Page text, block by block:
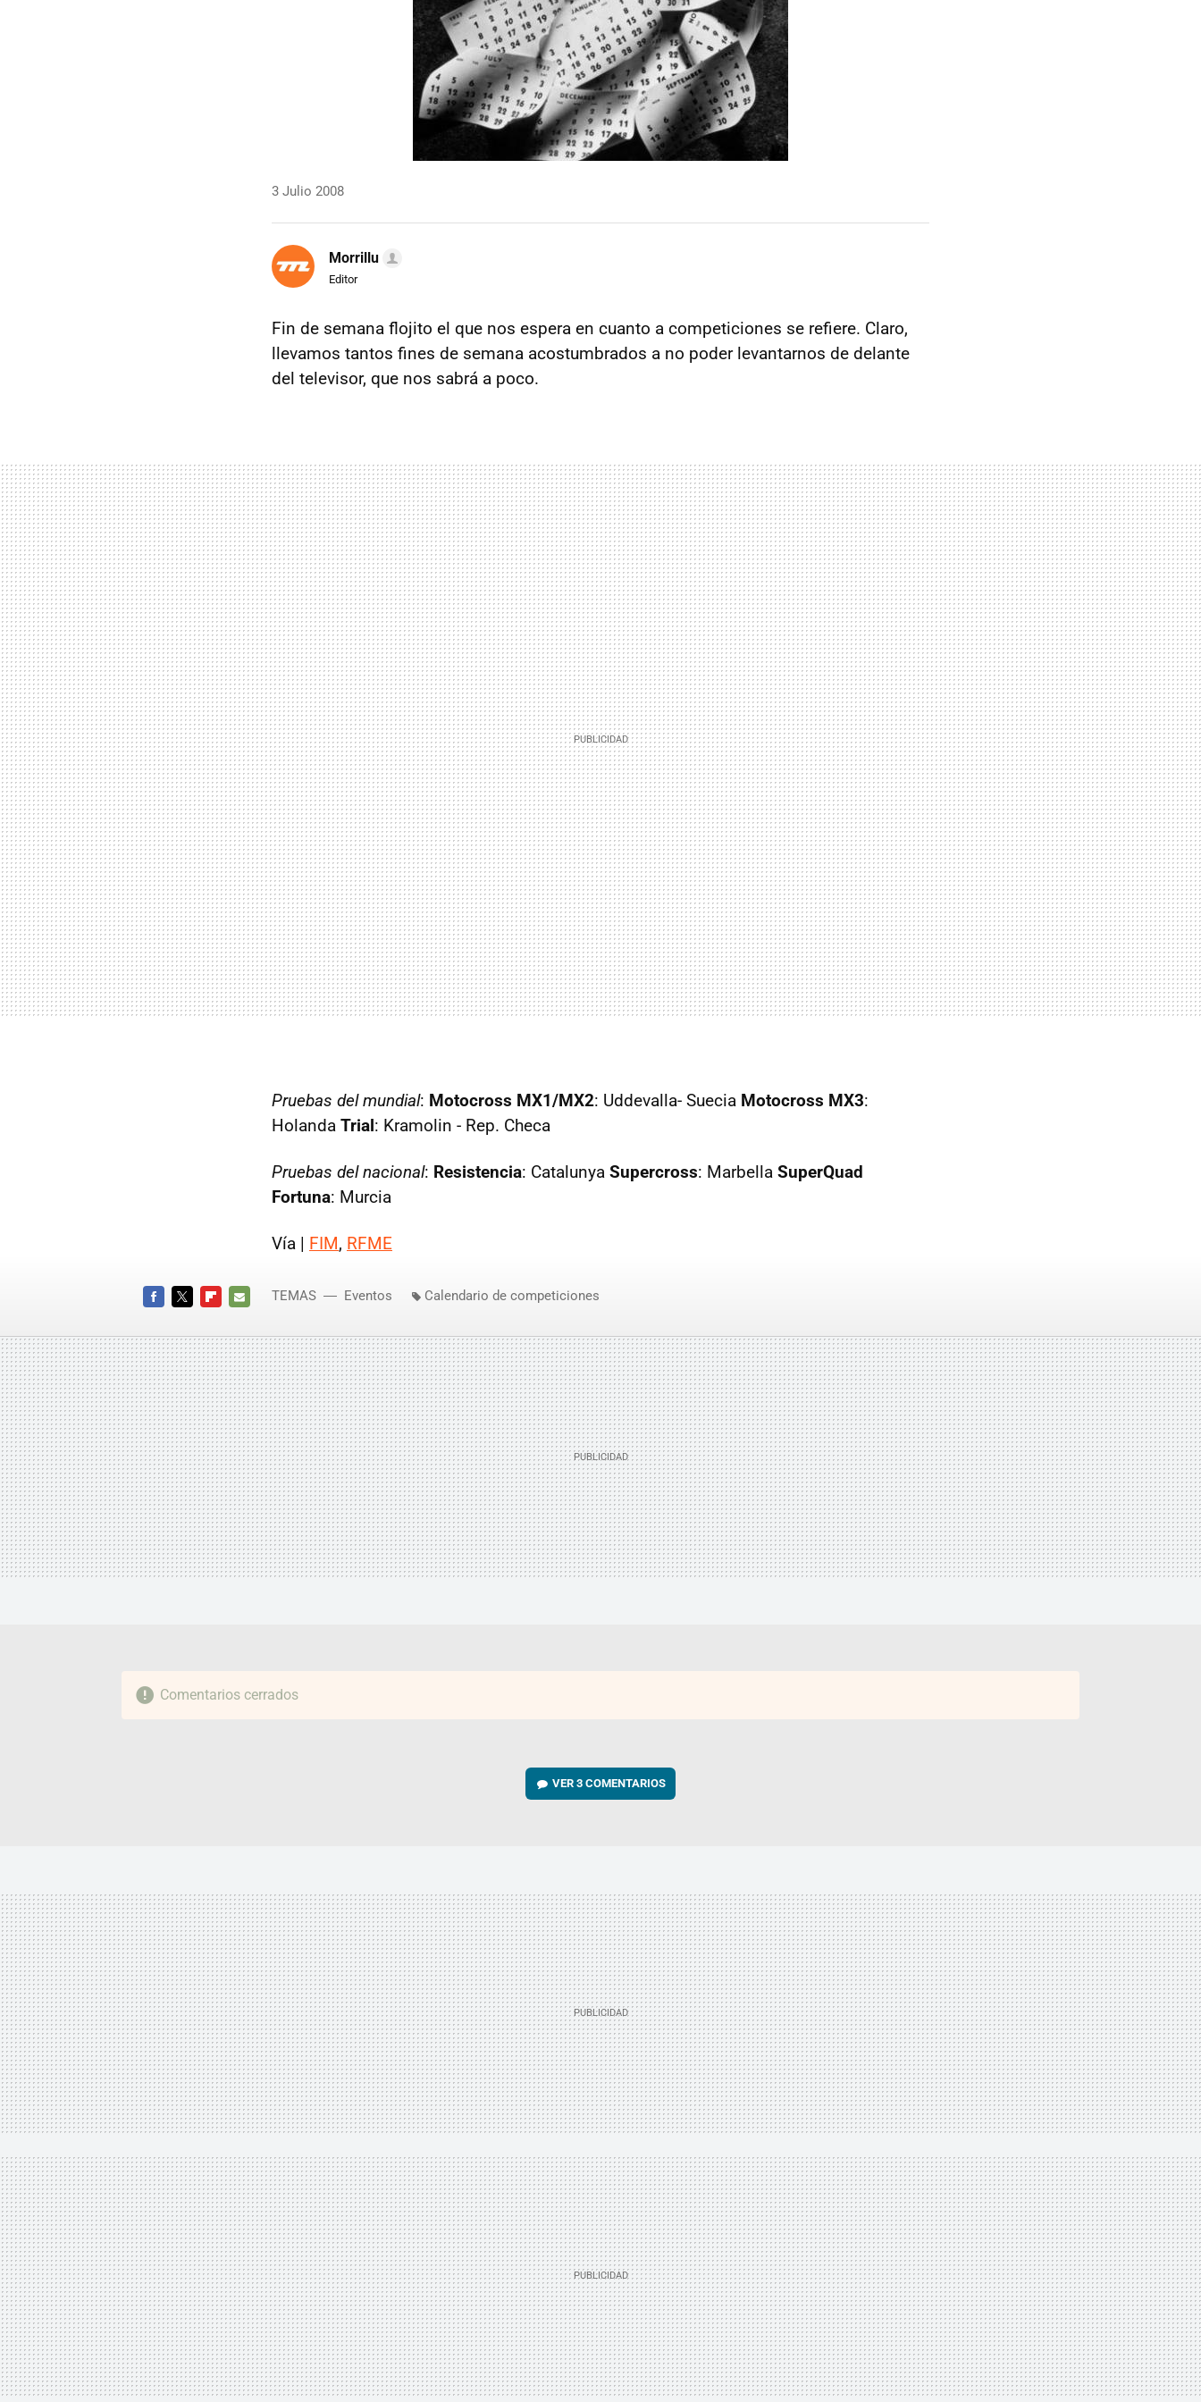
3 Julio 2008
Morrillu
Editor
Fin de semana flojito el que nos espera en cuanto a competiciones se refiere. Claro,
llevamos tantos fines de semana acostumbrados a no poder levantarnos de delante
del televisor, que nos sabrá a poco.
Pruebas del mundial: Motocross MX1/MX2: Uddevalla- Suecia Motocross MX3:
Holanda Trial: Kramolin - Rep. Checa
Pruebas del nacional: Resistencia: Catalunya Supercross: Marbella SuperQuad
Fortuna: Murcia
Vía | FIM, RFME
MAIL
TEMAS Eventos Calendario de competiciones
Comentarios cerrados
VER3 COMENTARIOS